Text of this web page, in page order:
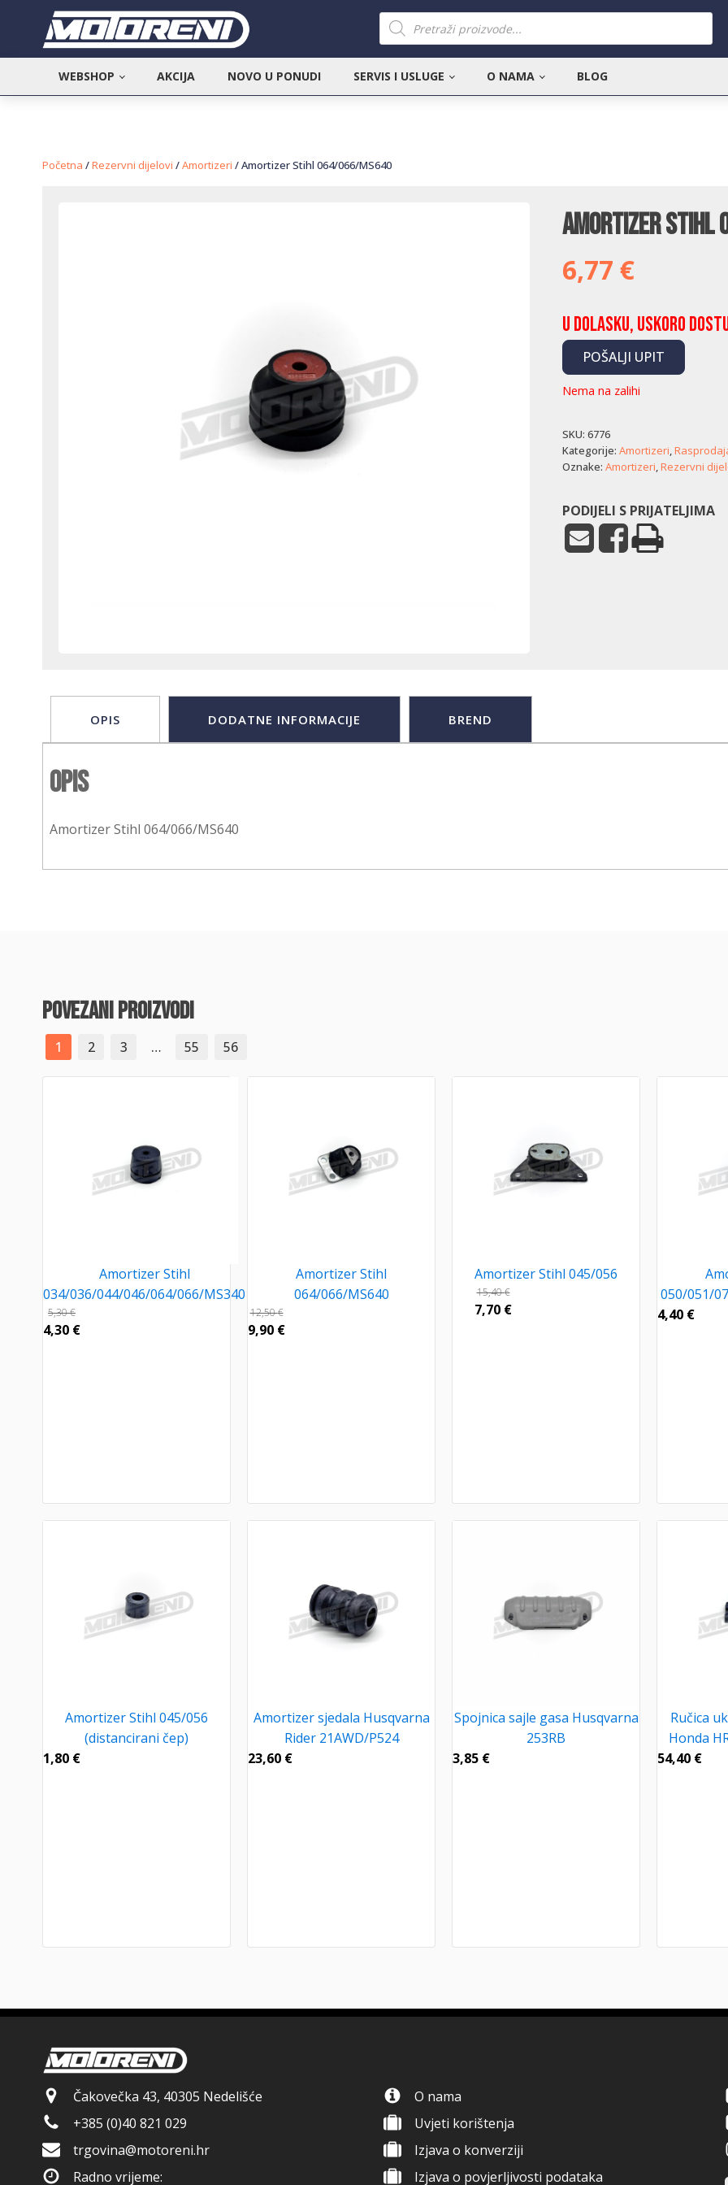
Products
search
WEBSHOP AKCIJA NOVO U PONUDI SERVIS I USLUGE O NAMA BLOG
Početna /Rezervni dijelovi /Amortizeri / Amortizer Stihl 064/066/MS640
Amortizer Stihl
6,77 €
U dolasku, uskoro
POŠALJI UPIT
Nema na zalihi
SKU: 6776
Kategorije: Amortizeri,
Oznake: Amortizeri,Rezervni
PODIJELI S PRIJATELJIMA
OPIS DODATNE INFORMACIJE BREND
Opis
Amortizer Stihl 064/066/MS640
povezani proizvodi
1 2 3 … 55 56
Amortizer Stihl
034/036/044/046/064/066/MS340
5,30€
4,30 €
Amortizer Stihl
064/066/MS640
12,50€
9,90 €
Amortizer Stihl 045/056
15,40€
7,70 €
050/051/
4,40 €
Amortizer Stihl 045/056
(distancirani čep)
1,80 €
Amortizer sjedala Husqvarna
Rider 21AWD/P524
23,60 €
Spojnica sajle gasa Husqvarna
253RB
3,85 €
Ručica
Honda
54,40 €
Čakovečka 43, 40305 Nedelišće
+385 (0)40 821 029
trgovina@motoreni.hr
Radno vrijeme:
O nama
Uvjeti korištenja
Izjava o konverziji
Izjava o povjerljivosti podataka